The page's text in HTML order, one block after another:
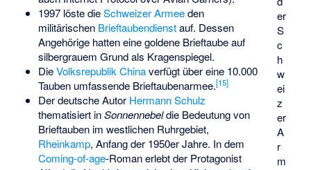
er
S
c
h
w
ei
z
er
A
r
m
1997 löste dieSchweizer Armeeden
militärischen Brieftaubendienstauf. Dessen
Angehörige hatten eine goldene Brieftaube auf
silbergrauem Grund als Kragenspiegel.
DieVolksrepublik Chinaverfügt über eine 10.000
Tauben umfassende Brieftaubenarmee.[15]
Der deutsche Autor Hermann Schulz
thematisiert inSonnennebeldie Bedeutung von
Brieftauben im westlichen Ruhrgebiet,
Rheinkamp, Anfang der 1950er Jahre. In dem
Coming-of-age-Roman erlebt der Protagonist